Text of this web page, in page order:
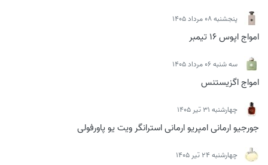
پنجشنبه 08 مرداد 1405
امواج اپوس 16 تیمبر
سه شنبه 06 مرداد 1405
امواج اگزیستنس
چهارشنبه 31 تیر 1405
جورجیو ارمانی امپریو ارمانی استرانگر ویت یو پاورفولی
چهارشنبه 24 تیر 1405